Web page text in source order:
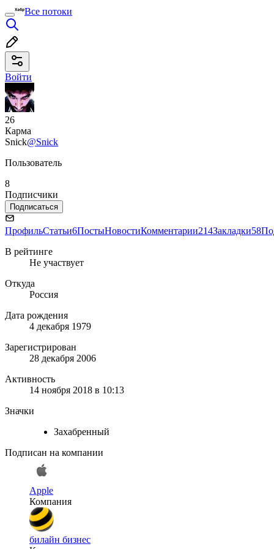
Все потоки
Войти
26
Карма
Snick@Snick
Пользователь
8
Подписчики
Подписаться
ПрофильСтатьи6ПостыНовостиКомментарии214Закладки58
В рейтинге
Не участвует
Откуда
Россия
Дата рождения
4 декабря 1979
Зарегистрирован
28 декабря 2006
Активность
14 ноября 2018 в 10:13
Значки
Захабренный
Подписан на компании
Apple
Компания
билайн бизнес